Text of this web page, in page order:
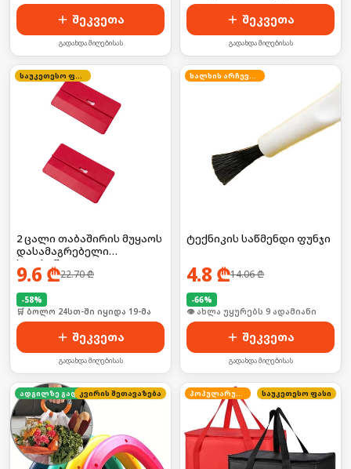
შეკვეთა
გადახდა მიღებისას
შეკვეთა
გადახდა მიღებისას
საუკეთესო ფასი
2 ცალი თაბაშირის მუყაოს
დასამაგრებელი
ხელსაწყო
9.6 ₾22.70₾
-58%
🛒 ბოლო 24სთ-ში იყიდა 19-მა
შეკვეთა
გადახდა მიღებისას
ხალხის არჩევანი
ტექნიკის საწმენდი ფუნჯი
4.8 ₾14.06₾
-66%
🛒 ბოლო 24სთ-ში იყიდა 16-მა
შეკვეთა
გადახდა მიღებისას
ადგილზე გადახდა
კვირის შეთავაზება პოპულარული საუკეთესო ფასი